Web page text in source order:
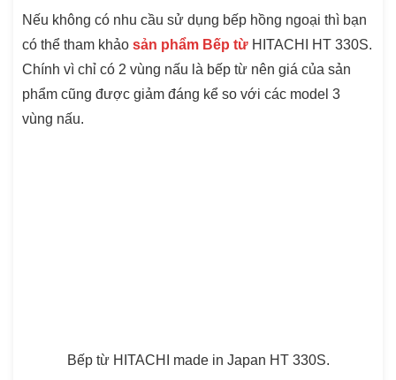
Nếu không có nhu cầu sử dụng bếp hồng ngoại thì bạn
có thể tham khảo sản phẩm Bếp từ HITACHI HT 330S.
Chính vì chỉ có 2 vùng nấu là bếp từ nên giá của sản
phẩm cũng được giảm đáng kể so với các model 3
vùng nấu.
Bếp từ HITACHI made in Japan HT 330S.